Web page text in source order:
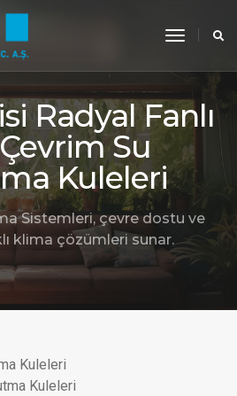
toggle
Radyal Fanlı
Su
Kuleleri
Sistemleri, çevre dostu ve
klima çözümleri sunar.
Kuleleri
Kuleleri